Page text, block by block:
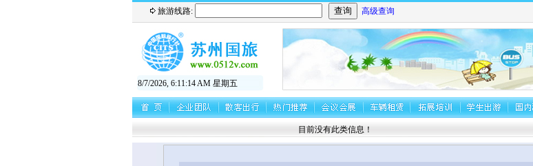
旅游线路: 高级查询
8/7/2026, 6:11:14 AM 星期五
目前没有此类信息！